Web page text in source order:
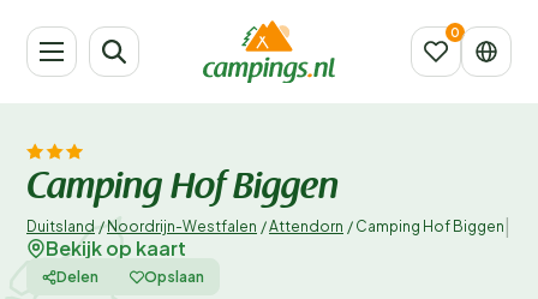
Camping Hof Biggen
Duitsland / Noordrijn-Westfalen /Attendorn / Camping Hof Biggen
Bekijk op kaart
Delen Opslaan